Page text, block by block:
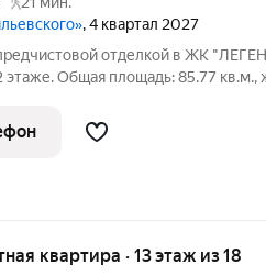
, 4 квартал 2027
отделкой в ЖК
этаже. Общая площадь: 85.77 кв.м.,
подойдет любителям
квартира · 13 этаж из 18